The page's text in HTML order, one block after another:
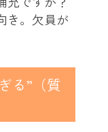
き。欠員が
る”（質